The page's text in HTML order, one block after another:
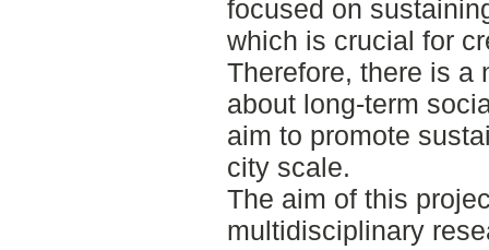
focused on
which is crucial for
Therefore, there is a
about long-term
aim to promote
city scale.
The aim of this
multidisciplinary